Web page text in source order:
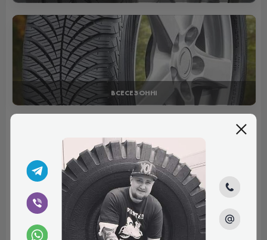
ВСЕСЕЗОННІ
Дмитро
Від'їздив один сезон, не помітив жодного недоліку.
Прекрасне зчеплення, керування чітке та гостре, швидке
гальмування хоч на сухому, хоч на мокрому асфальті.
Зношуються шини не швидко, комфорт та шум у нормі.
Плюси:
Круті, достойні шини